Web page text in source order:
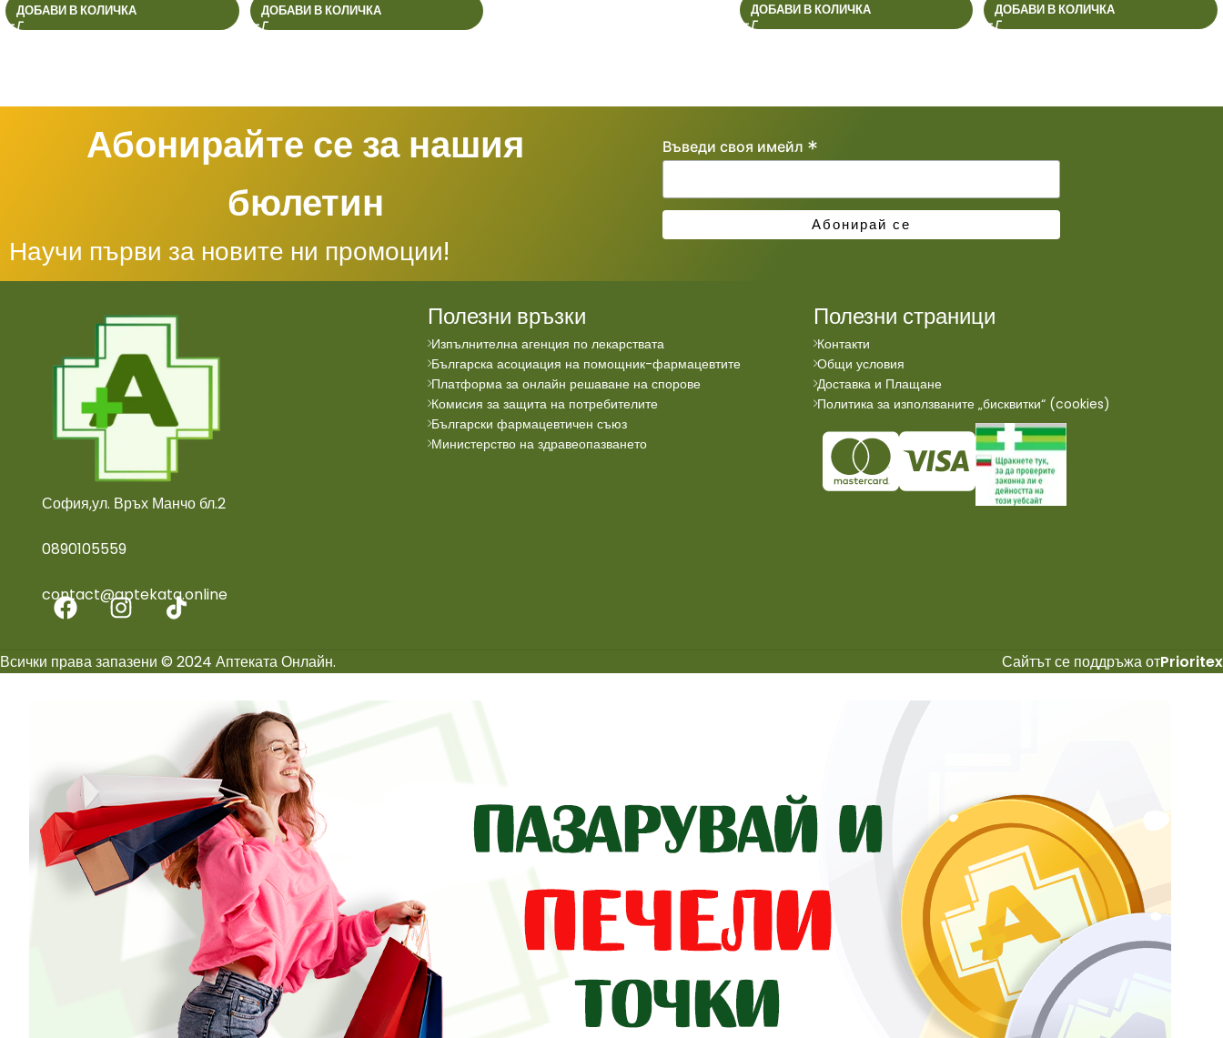
ДОБАВИ В КОЛИЧКА ДОБАВИ В КОЛИЧКА ДОБАВИ В КОЛИЧКА ДОБАВИ В КОЛИЧКА
Абонирайте се за нашия
бюлетин
Научи първи за новите ни промоции!
Въведи своя имейл *
София,ул. Връх Манчо бл.2
0890105559
contact@aptekata.online
Полезни връзки
Изпълнителна агенция по лекарствата
Българска асоциация на помощник-фармацевтите
Платформа за онлайн решаване на спорове
Комисия за защита на потребителите
Български фармацевтичен съюз
Министерство на здравеопазването
Полезни страници
Контакти
Общи условия
Доставка и Плащане
Политика за използваните „бисквитки“ (cookies)
Всички права запазени © 2024 Аптеката Онлайн. Сайтът се поддръжа отPrioritex